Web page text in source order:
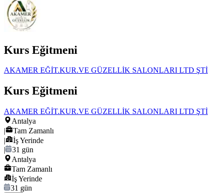
Kurs Eğitmeni
AKAMER EĞİT.KUR.VE GÜZELLİK SALONLARI LTD ŞTİ
Kurs Eğitmeni
AKAMER EĞİT.KUR.VE GÜZELLİK SALONLARI LTD ŞTİ
Antalya
|
Tam Zamanlı
|
İş Yerinde
|
31 gün
Antalya
Tam Zamanlı
İş Yerinde
31 gün